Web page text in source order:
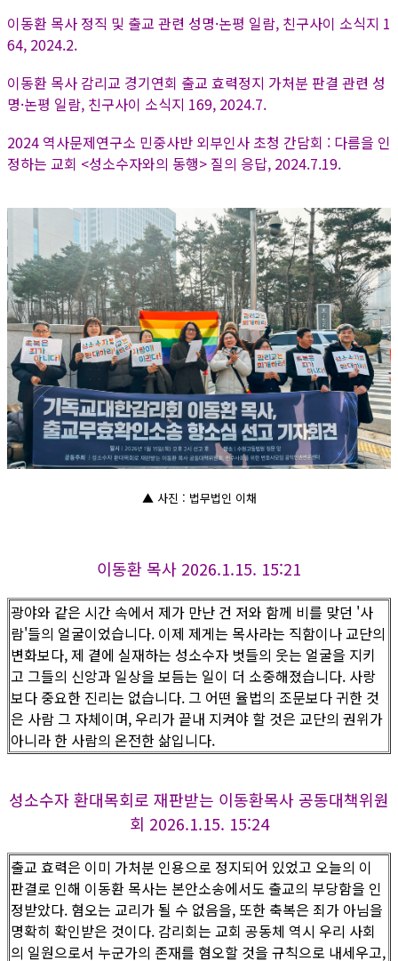
이동환 목사 정직 및 출교 관련 성명·논평 일람, 친구사이 소식지 1
64, 2024.2.
이동환 목사 감리교 경기연회 출교 효력정지 가처분 판결 관련 성
명·논평 일람, 친구사이 소식지 169, 2024.7.
2024 역사문제연구소 민중사반 외부인사 초청 간담회 : 다름을 인
정하는 교회 <성소수자와의 동행> 질의 응답, 2024.7.19.
▲ 사진 : 법무법인 이채
이동환 목사 2026.1.15. 15:21
광야와 같은 시간 속에서 제가 만난 건 저와 함께 비를 맞던 '사
람'들의 얼굴이었습니다. 이제 제게는 목사라는 직함이나 교단의
변화보다, 제 곁에 실재하는 성소수자 벗들의 웃는 얼굴을 지키
고 그들의 신앙과 일상을 보듬는 일이 더 소중해졌습니다. 사랑
보다 중요한 진리는 없습니다. 그 어떤 율법의 조문보다 귀한 것
은 사람 그 자체이며, 우리가 끝내 지켜야 할 것은 교단의 권위가
아니라 한 사람의 온전한 삶입니다.
성소수자 환대목회로 재판받는 이동환목사 공동대책위원
회 2026.1.15. 15:24
출교 효력은 이미 가처분 인용으로 정지되어 있었고 오늘의 이
판결로 인해 이동환 목사는 본안소송에서도 출교의 부당함을 인
정받았다. 혐오는 교리가 될 수 없음을, 또한 축복은 죄가 아님을
명확히 확인받은 것이다. 감리회는 교회 공동체 역시 우리 사회
의 일원으로서 누군가의 존재를 혐오할 것을 규칙으로 내세우고,